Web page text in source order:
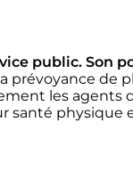
public. Son
prévoyance de
les agents
santé physique